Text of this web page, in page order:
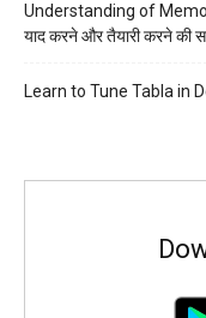
Understanding of
याद करने और तैयारी करने की
Learn to Tune Tabla in